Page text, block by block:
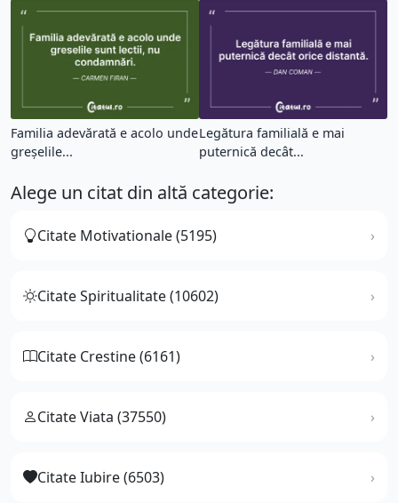
Familia adevărată e acolo unde
greșelile...
Legătura familială e mai
puternică decât...
Alege un citat din altă categorie:
Citate Motivationale (5195)
Citate Spiritualitate (10602)
Citate Crestine (6161)
Citate Viata (37550)
Citate Iubire (6503)